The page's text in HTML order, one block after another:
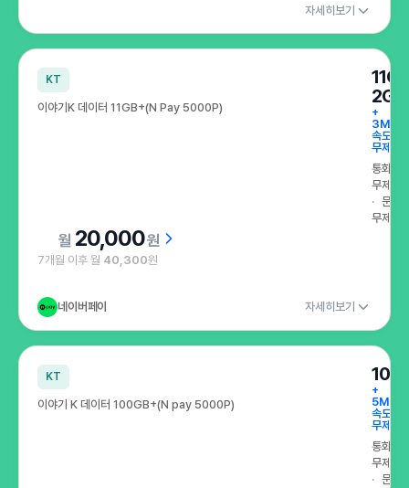
자세히보기
KT
이야기K 데이터 11GB+(N Pay 5000P)
2GB
+
속도
무제한
통화
무제한
문자
무제한
20,000원
7개월 이후 월 40,300원
네이버페이 자세히보기
KT
이야기 K 데이터 100GB+(N pay 5000P)
+
속도
무제한
통화
무제한
문자